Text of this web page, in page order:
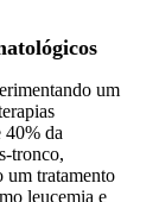
um
40% da
tronco,
um tratamento
leucemia e